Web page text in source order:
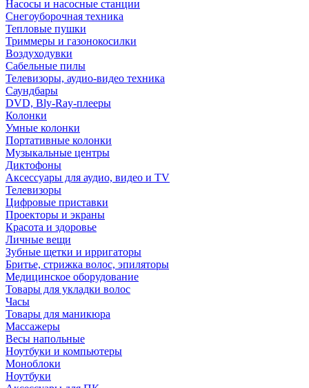
Насосы и насосные станции
Снегоуборочная техника
Тепловые пушки
Триммеры и газонокосилки
Воздуходувки
Сабельные пилы
Телевизоры, аудио-видео техника
Саундбары
DVD, Bly-Ray-плееры
Колонки
Умные колонки
Портативные колонки
Музыкальные центры
Диктофоны
Аксессуары для аудио, видео и TV
Телевизоры
Цифровые приставки
Проекторы и экраны
Красота и здоровье
Личные вещи
Зубные щетки и ирригаторы
Бритье, стрижка волос, эпиляторы
Медицинское оборудование
Товары для укладки волос
Часы
Товары для маникюра
Массажеры
Весы напольные
Ноутбуки и компьютеры
Моноблоки
Ноутбуки